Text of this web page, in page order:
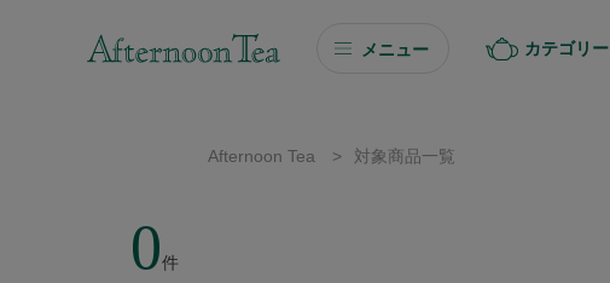
メニュー
ソーシャルギフト
カテゴリー
Afternoon Tea > 対象商品一覧
0件